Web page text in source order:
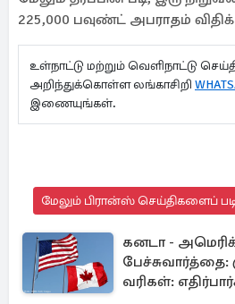
225,000 பவுண்ட் அபராதம்
உள்நாட்டு மற்றும் வெளிநாட்டு
அறிந்துக்கொள்ள லங்காசிறி
இணையுங்கள்.
மேலும் பிரான்ஸ் செய்திகளைப்
கனடா -
பேச்சுவார்த்தை:
வரிகள்: